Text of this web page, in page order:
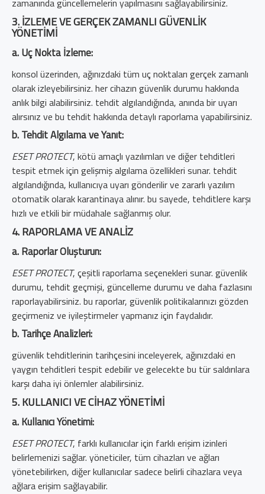
zamanında güncellemelerin yapılmasını sağlayabilirsiniz.
3. İZLEME VE GERÇEK ZAMANLI GÜVENLIK
YÖNETIMI
a. Uç Nokta İzleme:
konsol üzerinden, ağınızdaki tüm uç noktaları gerçek zamanlı
olarak izleyebilirsiniz. her cihazın güvenlik durumu hakkında
anlık bilgi alabilirsiniz. tehdit algılandığında, anında bir uyarı
alırsınız ve bu tehdit hakkında detaylı raporlama yapabilirsiniz.
b. Tehdit Algılama ve Yanıt:
ESET PROTECT, kötü amaçlı yazılımları ve diğer tehditleri
tespit etmek için gelişmiş algılama özellikleri sunar. tehdit
algılandığında, kullanıcıya uyarı gönderilir ve zararlı yazılım
otomatik olarak karantinaya alınır. bu sayede, tehditlere karşı
hızlı ve etkili bir müdahale sağlanmış olur.
4. RAPORLAMA VE ANALIZ
a. Raporlar Oluşturun:
ESET PROTECT, çeşitli raporlama seçenekleri sunar. güvenlik
durumu, tehdit geçmişi, güncelleme durumu ve daha fazlasını
raporlayabilirsiniz. bu raporlar, güvenlik politikalarınızı gözden
geçirmeniz ve iyileştirmeler yapmanız için faydalıdır.
b. Tarihçe Analizleri:
güvenlik tehditlerinin tarihçesini inceleyerek, ağınızdaki en
yaygın tehditleri tespit edebilir ve gelecekte bu tür saldırılara
karşı daha iyi önlemler alabilirsiniz.
5. KULLANICI VE CIHAZ YÖNETIMI
a. Kullanıcı Yönetimi:
ESET PROTECT, farklı kullanıcılar için farklı erişim izinleri
belirlemenizi sağlar. yöneticiler, tüm cihazları ve ağları
yönetebilirken, diğer kullanıcılar sadece belirli cihazlara veya
ağlara erişim sağlayabilir.